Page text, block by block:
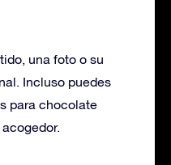
una foto o su
Incluso puedes
para chocolate